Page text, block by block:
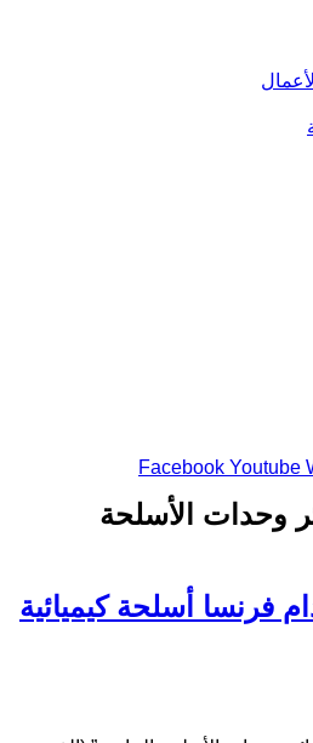
Facebook Youtube
وحدات الأسلحة
فرنسا أسلحة كيميائية